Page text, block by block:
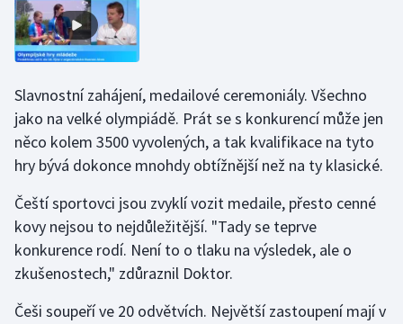
Parasport
Plavání
Plážový volejbal
Ragby
Rychlostní kanoistika
Short track
Sportovní střelba
Slavnostní zahájení, medailové ceremoniály. Všechno
jako na velké olympiádě. Prát se s konkurencí může jen
něco kolem 3500 vyvolených, a tak kvalifikace na tyto
hry bývá dokonce mnohdy obtížnější než na ty klasické.
Čeští sportovci jsou zvyklí vozit medaile, přesto cenné
kovy nejsou to nejdůležitější. "Tady se teprve
konkurence rodí. Není to o tlaku na výsledek, ale o
zkušenostech," zdůraznil Doktor.
Češi soupeří ve 20 odvětvích. Největší zastoupení mají v